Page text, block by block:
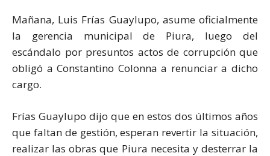
Mañana, Luis Frías Guaylupo, asume oficialmente
la gerencia municipal de Piura, luego del
escándalo por presuntos actos de corrupción que
obligó a Constantino Colonna a renunciar a dicho
cargo.
Frías Guaylupo dijo que en estos dos últimos años
que faltan de gestión, esperan revertir la situación,
realizar las obras que Piura necesita y desterrar la